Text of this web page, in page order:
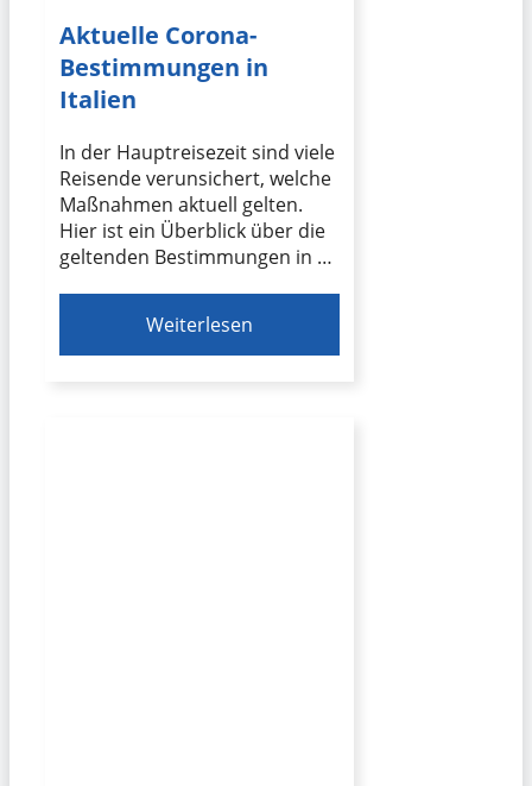
Aktuelle Corona-
Bestimmungen in
Italien
In der Hauptreisezeit sind viele
Reisende verunsichert, welche
Maßnahmen aktuell gelten.
Hier ist ein Überblick über die
geltenden Bestimmungen in …
Weiterlesen